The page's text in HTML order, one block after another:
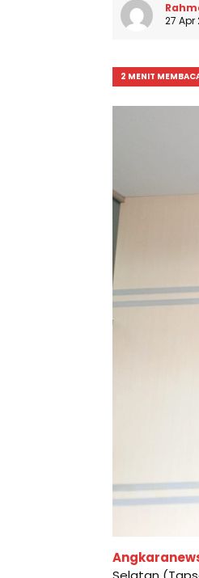
27 Apr
2 MENIT